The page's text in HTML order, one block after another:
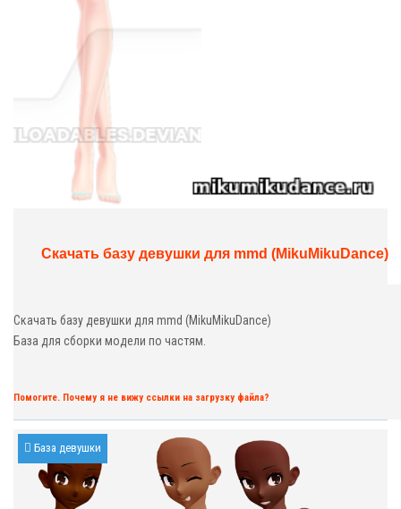
Скачать базу девушки для mmd (MikuMikuDance)
Скачать базу девушки для mmd (MikuMikuDance)
База для сборки модели по частям.
Помогите. Почему я не вижу ссылки на загрузку файла?
База девушки